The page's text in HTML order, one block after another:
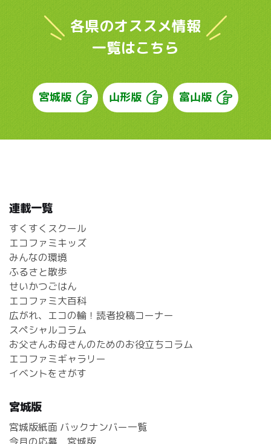
各県のオススメ情報
一覧はこちら
宮城版 山形版 富山版
連載一覧
すくすくスクール
エコファミキッズ
みんなの環境
ふるさと散歩
せいかつごはん
エコファミ大百科
広がれ、エコの輪！読者投稿コーナー
スペシャルコラム
お父さんお母さんのためのお役立ちコラム
エコファミギャラリー
イベントをさがす
宮城版
宮城版紙面 バックナンバー一覧